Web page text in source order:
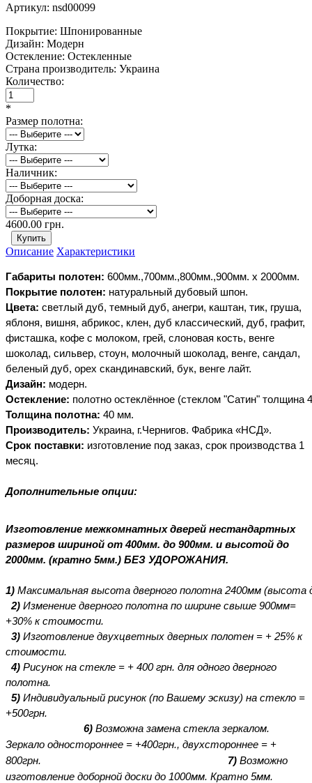
Артикул: nsd00099
Покрытие: Шпонированные
Дизайн: Модерн
Остекление: Остекленные
Страна производитель: Украина
Количество:
*
Размер полотна:
Лутка:
Наличник:
Доборная доска:
4600.00 грн.
Описание Характеристики
Габариты полотен: 600мм.,700мм.,800мм.,900мм. х 2000мм.
Покрытие полотен: натуральный дубовый шпон.
Цвета: светлый дуб, темный дуб, анегри, каштан, тик, груша,
яблоня, вишня, абрикос, клен, дуб классический, дуб, графит,
фисташка, кофе с молоком, грей, слоновая кость, венге
шоколад, сильвер, стоун, молочный шоколад, венге, сандал,
беленый дуб, орех скандинавский, бук, венге лайт.
Дизайн: модерн.
Остекление: полотно остеклённое (стеклом "Сатин" толщина 4
Толщина полотна: 40 мм.
Производитель: Украина, г.Чернигов. Фабрика «НСД».
Срок поставки: изготовление под заказ, срок производства 1
месяц.
Дополнительные опции:
Изготовление межкомнатных дверей нестандартных
размеров шириной от 400мм. до 900мм. и высотой до
2000мм. (кратно 5мм.) БЕЗ УДОРОЖАНИЯ.
1) Максимальная высота дверного полотна 2400мм (высота
2) Изменение дверного полотна по ширине свыше 900мм=
+30% к стоимости.
3) Изготовление двухцветных дверных полотен = + 25% к
стоимости.
4) Рисунок на стекле = + 400 грн. для одного дверного
полотна.
5) Индивидуальный рисунок(по Вашему эскизу) на стекло =
+500грн.
6) Возможна замена стекла зеркалом.
Зеркало одностороннее = +400грн., двухстороннее = +
800грн. 7) Возможно
изготовление доборной доски до 1000мм. Кратно 5мм.